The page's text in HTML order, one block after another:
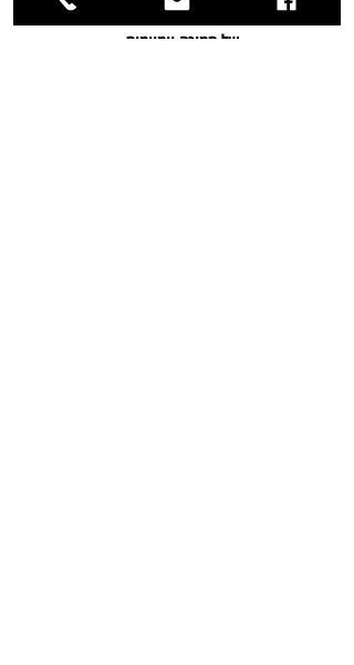
מחיר התוכנית הוא 3200 ש"ח. 4 חודשים מלאים
של תמיכה יומיומית.